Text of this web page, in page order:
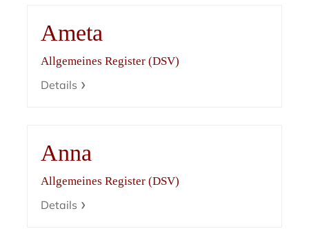
Ameta
Allgemeines Register (DSV)
Details
Anna
Allgemeines Register (DSV)
Details